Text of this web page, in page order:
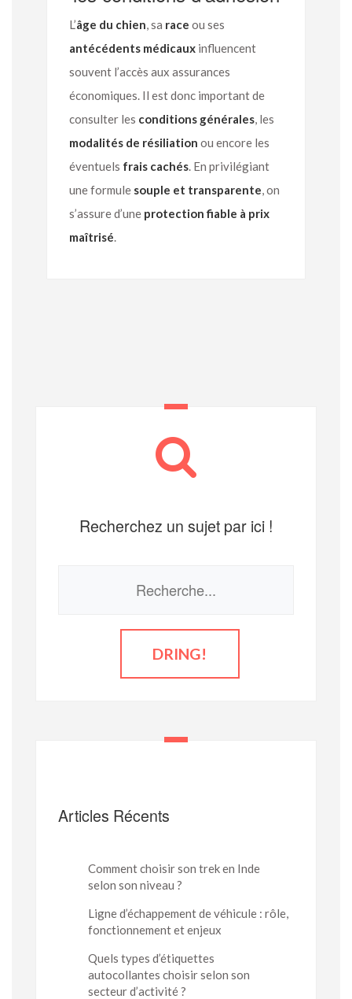
L’âge du chien, sa race ou ses
antécédents médicaux influencent
souvent l’accès aux assurances
économiques. Il est donc important de
consulter les conditions générales, les
modalités de résiliation ou encore les
éventuels frais cachés. En privilégiant
une formule souple et transparente, on
s’assure d’une protection fiable à prix
maîtrisé.
Recherchez un sujet par ici !
Articles Récents
Comment choisir son trek en Inde
selon son niveau ?
Ligne d’échappement de véhicule : rôle,
fonctionnement et enjeux
Quels types d’étiquettes
autocollantes choisir selon son
secteur d’activité ?